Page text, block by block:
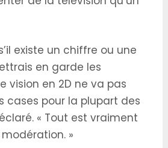
existe un chiffre ou une
en garde les
vision en 2D ne va pas
cases pour la plupart des
« Tout est vraiment
»